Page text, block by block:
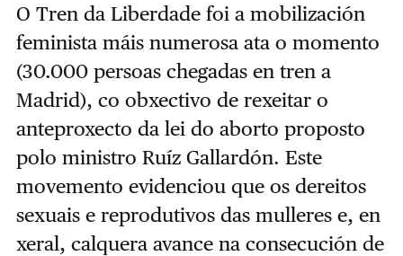
O Tren da Liberdade foi a mobilización
feminista máis numerosa ata o momento
(30.000 persoas chegadas en tren a
Madrid), co obxectivo de rexeitar o
anteproxecto da lei do aborto proposto
polo ministro Ruíz Gallardón. Este
movemento evidenciou que os dereitos
sexuais e reprodutivos das mulleres e, en
xeral, calquera avance na consecución de